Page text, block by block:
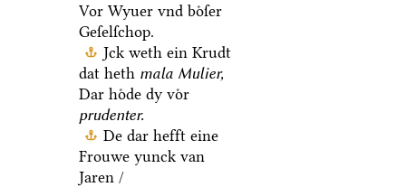
Vor Wyuer vnd boͤſer
Geſelſchop.
Jck weth ein Krudt
dat heth mala Mulier,
Dar hoͤde dy voͤr
prudenter.
De dar hefft eine
Frouwe yunck van
Jaren /